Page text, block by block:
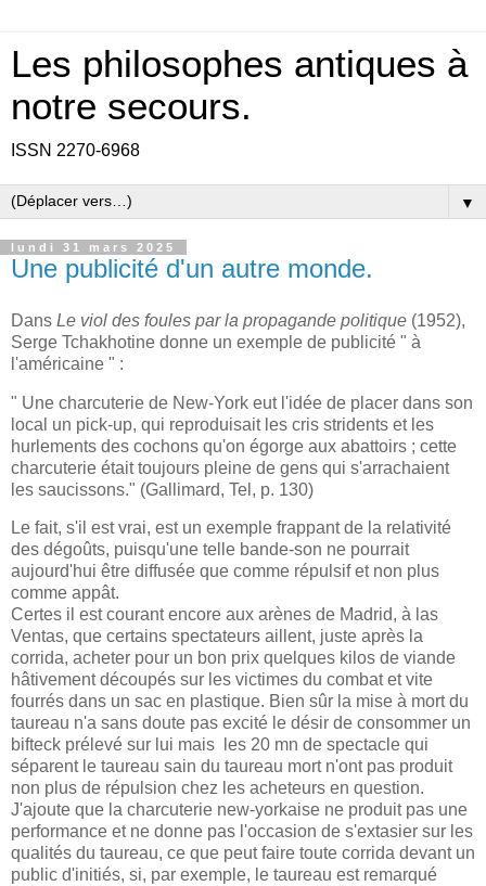
Les philosophes antiques à
notre secours.
ISSN 2270-6968
▼
lundi 31 mars 2025
Une publicité d'un autre monde.
Dans Le viol des foules par la propagande politique (1952),
Serge Tchakhotine donne un exemple de publicité " à
l'américaine " :
" Une charcuterie de New-York eut l'idée de placer dans son
local un pick-up, qui reproduisait les cris stridents et les
hurlements des cochons qu'on égorge aux abattoirs ; cette
charcuterie était toujours pleine de gens qui s'arrachaient
les saucissons." (Gallimard, Tel, p. 130)
Le fait, s'il est vrai, est un exemple frappant de la relativité
des dégoûts, puisqu'une telle bande-son ne pourrait
aujourd'hui être diffusée que comme répulsif et non plus
comme appât.
Certes il est courant encore aux arènes de Madrid, à las
Ventas, que certains spectateurs aillent, juste après la
corrida, acheter pour un bon prix quelques kilos de viande
hâtivement découpés sur les victimes du combat et vite
fourrés dans un sac en plastique. Bien sûr la mise à mort du
taureau n'a sans doute pas excité le désir de consommer un
bifteck prélevé sur lui mais les 20 mn de spectacle qui
séparent le taureau sain du taureau mort n'ont pas produit
non plus de répulsion chez les acheteurs en question.
J'ajoute que la charcuterie new-yorkaise ne produit pas une
performance et ne donne pas l'occasion de s'extasier sur les
qualités du taureau, ce que peut faire toute corrida devant un
public d'initiés, si, par exemple, le taureau est remarqué